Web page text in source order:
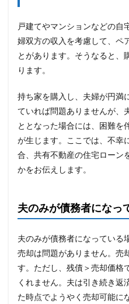
戸建てやマンションなどの自
婦双方の収入を考慮して、ペ
とがあります。そうなると、
ります。
持ち家を購入し、夫婦が円満
ていれば問題ありませんが、
ととなった場合には、困難を
が生じます。ここでは、不幸
合、共有不動産の住宅ローン
かをお伝えします。
夫のみが債務者になっ
夫のみが債務者になっている
売却は問題がありません。売
す。ただし、残債＞売却価格
くれません。夫は引き続き返
た時点でようやく売却可能に